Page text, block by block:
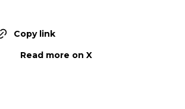
Copy link
Read more on X